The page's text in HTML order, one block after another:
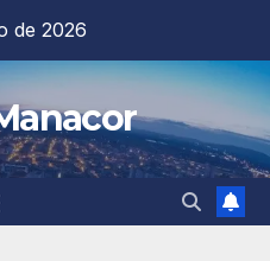
de 2026